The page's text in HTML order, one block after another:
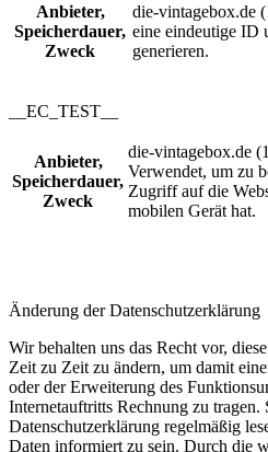
Anbieter,
Speicherdauer,
Zweck
die-vintagebox.de
eine eindeutige ID
generieren.
__EC_TEST__
Anbieter,
Speicherdauer,
Zweck
die-vintagebox.de
Verwendet, um zu
Zugriff auf die
mobilen Gerät hat.
Änderung der Datenschutzerklärung
Wir behalten uns das Recht vor,
Zeit zu Zeit zu ändern, um damit
oder der Erweiterung des
Internetauftritts Rechnung zu tragen.
Datenschutzerklärung regelmäßig
Daten informiert zu sein. Durch die